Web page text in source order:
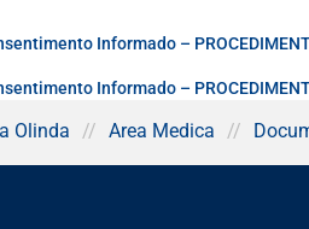
Informado –
Informado –
Olinda // Area Medica //